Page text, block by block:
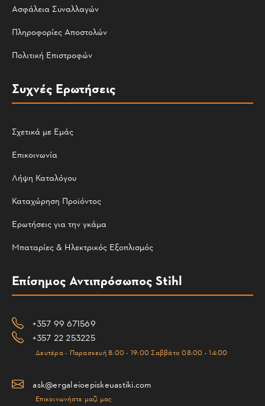
Ασφάλεια Συναλλαγών
Πληροφορίες Αποστολών
Πολιτική Επιστροφών
Συχνές Ερωτήσεις
Σχετικά με Εμάς
Επικοινωνία
Λήψη Καταλόγου
Καταχώρηση Προϊόντος
Ερωτήσεις για την γκάμα
Μπαταρίες & Ηλεκτρικός Εξοπλισμός
Επίσημος Αντιπρόσωπος Stihl
+357 99 671569
+357 22 253225
Δευτέρα - Παρασκευή 8:00 - 19:00 Σαββάτο 08:00 - 14:00
ask@ergaleioepiskeuastiki.com
Επικοινωνήστε μαζί μας